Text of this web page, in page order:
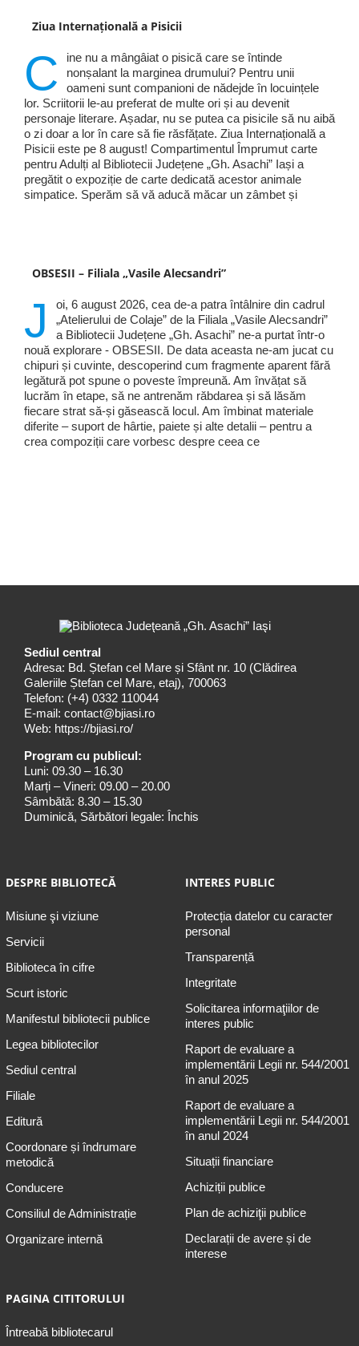
Ziua Internațională a Pisicii
C
ine nu a mângâiat o pisică care se întinde
nonșalant la marginea drumului? Pentru unii
oameni sunt companioni de nădejde în locuințele
lor. Scriitorii le-au preferat de multe ori și au devenit
personaje literare. Așadar, nu se putea ca pisicile să nu aibă
o zi doar a lor în care să fie răsfățate. Ziua Internațională a
Pisicii este pe 8 august! Compartimentul Împrumut carte
pentru Adulți al Bibliotecii Județene „Gh. Asachi” Iași a
pregătit o expoziție de carte dedicată acestor animale
simpatice. Sperăm să vă aducă măcar un zâmbet și
OBSESII – Filiala „Vasile Alecsandri”
J
oi, 6 august 2026, cea de-a patra întâlnire din cadrul
„Atelierului de Colaje” de la Filiala „Vasile Alecsandri”
a Bibliotecii Județene „Gh. Asachi” ne-a purtat într-o
nouă explorare - OBSESII. De data aceasta ne-am jucat cu
chipuri și cuvinte, descoperind cum fragmente aparent fără
legătură pot spune o poveste împreună. Am învățat să
lucrăm în etape, să ne antrenăm răbdarea și să lăsăm
fiecare strat să-și găsească locul. Am îmbinat materiale
diferite – suport de hârtie, paiete și alte detalii – pentru a
crea compoziții care vorbesc despre ceea ce
Sediul central
Adresa: Bd. Ștefan cel Mare și Sfânt nr. 10 (Clădirea
Galeriile Ștefan cel Mare, etaj), 700063
Telefon: (+4) 0332 110044
E-mail: contact@bjiasi.ro
Web: https://bjiasi.ro/
Program cu publicul:
Luni: 09.30 – 16.30
Marți – Vineri: 09.00 – 20.00
Sâmbătă: 8.30 – 15.30
Duminică, Sărbători legale: Închis
DESPRE BIBLIOTECĂ
Misiune şi viziune
Servicii
Biblioteca în cifre
Scurt istoric
Manifestul bibliotecii publice
Legea bibliotecilor
Sediul central
Filiale
Editură
Coordonare și îndrumare
metodică
Conducere
Consiliul de Administrație
Organizare internă
INTERES PUBLIC
Protecția datelor cu caracter
personal
Transparență
Integritate
Solicitarea informaţiilor de
interes public
Raport de evaluare a
implementării Legii nr. 544/2001
în anul 2025
Raport de evaluare a
implementării Legii nr. 544/2001
în anul 2024
Situații financiare
Achiziții publice
Plan de achiziţii publice
Declarații de avere și de
interese
PAGINA CITITORULUI
Întreabă bibliotecarul